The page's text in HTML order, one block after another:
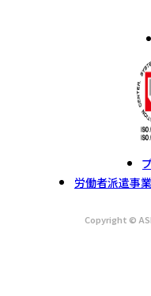
労働者派遣事
Copyright ©